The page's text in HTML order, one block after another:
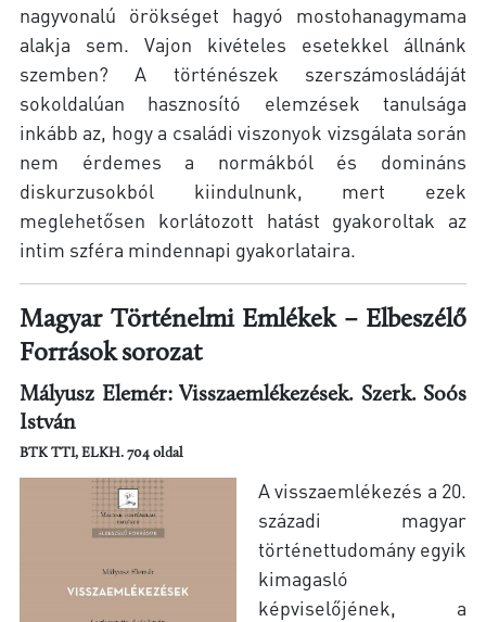
nagyvonalú örökséget hagyó mostohanagymama
alakja sem. Vajon kivételes esetekkel állnánk
szemben? A történészek szerszámosládáját
sokoldalúan hasznosító elemzések tanulsága
inkább az, hogy a családi viszonyok vizsgálata során
nem érdemes a normákból és domináns
diskurzusokból kiindulnunk, mert ezek
meglehetősen korlátozott hatást gyakoroltak az
intim szféra mindennapi gyakorlataira.
Magyar Történelmi Emlékek – Elbeszélő
Források sorozat
Mályusz Elemér: Visszaemlékezések. Szerk. Soós
István
BTK TTI, ELKH. 704 oldal
A visszaemlékezés a 20.
századi magyar
történettudomány egyik
kimagasló
képviselőjének, a